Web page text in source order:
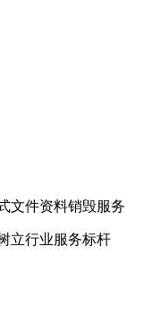
文件资料销毁服务
立行业服务标杆